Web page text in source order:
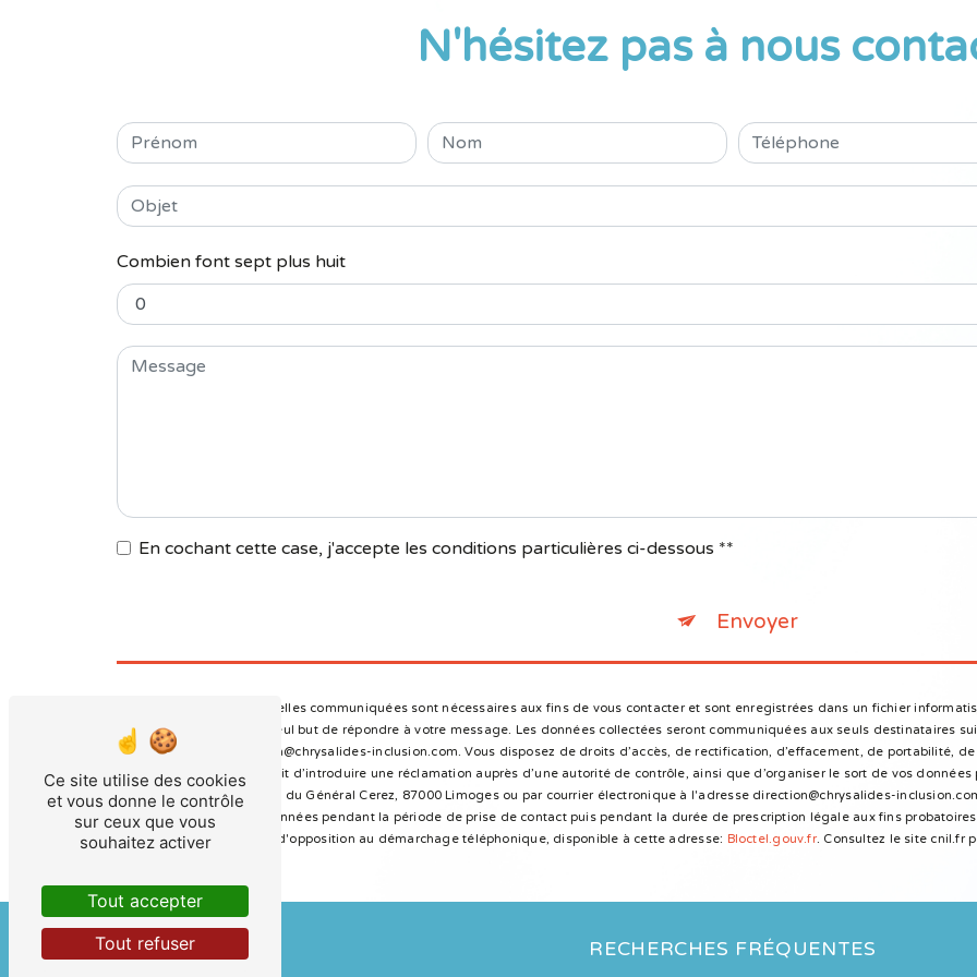
N'hésitez pas à nous
Combien font sept plus huit
En cochant cette case, j'accepte les conditions particulières ci-dessous **
Envoyer
** Les données personnelles communiquées sont nécessaires aux fins de vous contacter et sont enregistrées dans un fichier
sous-traitants dans le seul but de répondre à votre message. Les données collectées seront communiquées aux seuls destinataires
87000 Limoges direction@chrysalides-inclusion.com. Vous disposez de droits d’accès, de rectification, d’effacement, de portabilité,
à tout moment et du droit d’introduire une réclamation auprès d’une autorité de contrôle, ainsi que d’organiser le sort de vos
postale à l'adresse 4 rue du Général Cerez, 87000 Limoges ou par courrier électronique à l'adresse direction@chrysalides-
Nous conservons vos données pendant la période de prise de contact puis pendant la durée de prescription légale aux fins
vous inscrire sur la liste d'opposition au démarchage téléphonique, disponible à cette adresse: Bloctel.gouv.fr. Consultez le site cnil.fr
RECHERCHES FRÉQUENTES
Ce site utilise des cookies
et vous donne le contrôle
sur ceux que vous
souhaitez activer
Tout accepter
Tout refuser